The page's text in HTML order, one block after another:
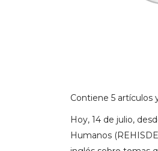
Contiene 5 artículos
Hoy, 14 de julio,
Humanos